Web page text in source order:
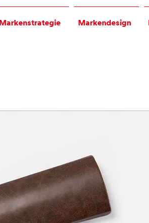
Markenstrategie Markendesign